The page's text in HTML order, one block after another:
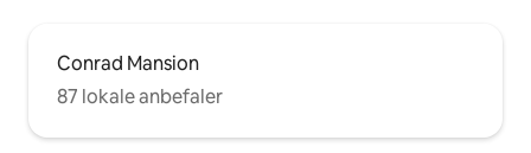
Conrad Mansion
87 lokale anbefaler